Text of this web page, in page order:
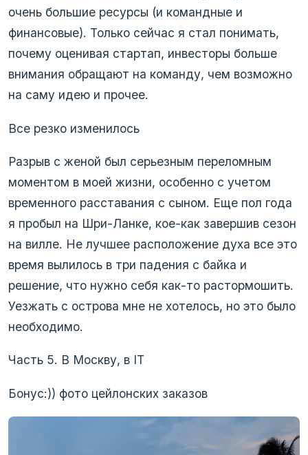
очень большие ресурсы (и командные и
финансовые). Только сейчас я стал понимать,
почему оценивая стартап, инвесторы больше
внимания обращают на команду, чем возможно
на саму идею и прочее.
Все резко изменилось
Разрыв с женой был серьезным переломным
моментом в моей жизни, особенно с учетом
временного расставания с сыном. Еще пол года
я пробыл на Шри-Ланке, кое-как завершив сезон
на вилле. Не лучшее расположение духа все это
время вылилось в три падения с байка и
решение, что нужно себя как-то растормошить.
Уезжать с острова мне не хотелось, но это было
необходимо.
Часть 5. В Москву, в IT
Бонус:)) фото цейлонских заказов